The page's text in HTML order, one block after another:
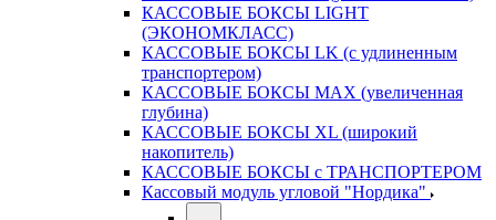
КАССОВЫЕ БОКСЫ LIGHT
(ЭКОНОМКЛАСС)
КАССОВЫЕ БОКСЫ LK (с удлиненным
транспортером)
КАССОВЫЕ БОКСЫ MAX (увеличенная
глубина)
КАССОВЫЕ БОКСЫ XL (широкий
накопитель)
КАССОВЫЕ БОКСЫ с ТРАНСПОРТЕРОМ
Кассовый модуль угловой "Нордика"